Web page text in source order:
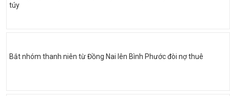
túy
Bắt nhóm thanh niên từ Đồng Nai lên Bình Phước đòi nợ thuê